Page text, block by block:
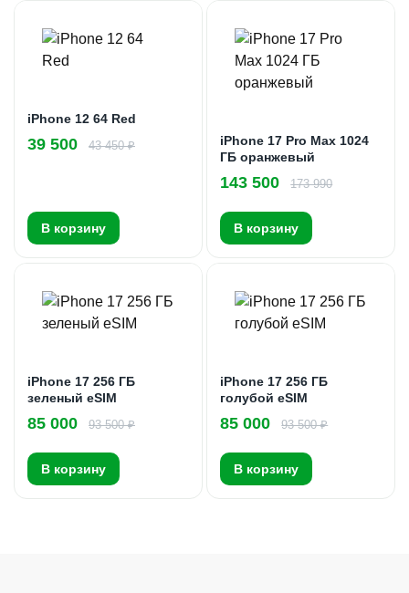
iPhone 12 64 Red
39 500 43 450 ₽
В корзину
iPhone 17 Pro Max 1024
ГБ оранжевый
143 500 173 990
В корзину
iPhone 17 256 ГБ
зеленый eSIM
85 000 93 500 ₽
В корзину
iPhone 17 256 ГБ
голубой eSIM
85 000 93 500 ₽
В корзину